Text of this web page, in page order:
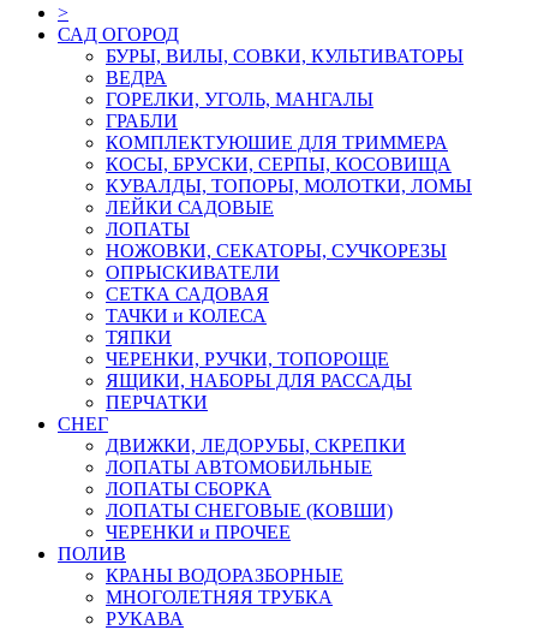
>
САД ОГОРОД
БУРЫ, ВИЛЫ, СОВКИ, КУЛЬТИВАТОРЫ
ВЕДРА
ГОРЕЛКИ, УГОЛЬ, МАНГАЛЫ
ГРАБЛИ
КОМПЛЕКТУЮШИЕ ДЛЯ ТРИММЕРА
КОСЫ, БРУСКИ, СЕРПЫ, КОСОВИЩА
КУВАЛДЫ, ТОПОРЫ, МОЛОТКИ, ЛОМЫ
ЛЕЙКИ САДОВЫЕ
ЛОПАТЫ
НОЖОВКИ, СЕКАТОРЫ, СУЧКОРЕЗЫ
ОПРЫСКИВАТЕЛИ
СЕТКА САДОВАЯ
ТАЧКИ и КОЛЕСА
ТЯПКИ
ЧЕРЕНКИ, РУЧКИ, ТОПОРОЩЕ
ЯЩИКИ, НАБОРЫ ДЛЯ РАССАДЫ
ПЕРЧАТКИ
СНЕГ
ДВИЖКИ, ЛЕДОРУБЫ, СКРЕПКИ
ЛОПАТЫ АВТОМОБИЛЬНЫЕ
ЛОПАТЫ СБОРКА
ЛОПАТЫ СНЕГОВЫЕ (КОВШИ)
ЧЕРЕНКИ и ПРОЧЕЕ
ПОЛИВ
КРАНЫ ВОДОРАЗБОРНЫЕ
МНОГОЛЕТНЯЯ ТРУБКА
РУКАВА